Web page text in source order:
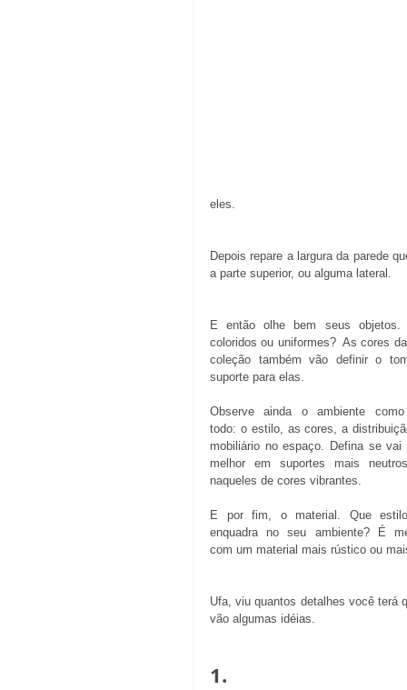
eles.
Depois repare a largura da parede
a parte superior, ou alguma lateral.
E então olhe bem seus objetos.
coloridos ou uniformes?  As cores
coleção também vão definir o
suporte para elas.
Observe ainda o ambiente
todo: o estilo, as cores, a
mobiliário no espaço. Defina se vai
melhor em suportes mais
naqueles de cores vibrantes.
E por fim, o material. Que
enquadra no seu ambiente? É
com um material mais rústico ou
Ufa, viu quantos detalhes você terá
vão algumas idéias.
1.